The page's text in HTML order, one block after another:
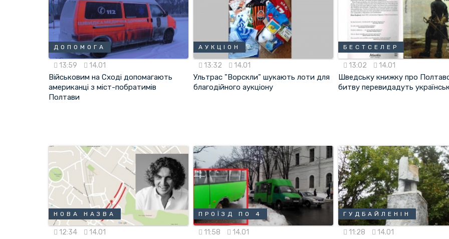
ДОПОМОГА
13:59 14.01
Військовим на Сході допомагають
американці з міст-побратимів
Полтави
АУКЦІОН
13:32 14.01
Ультрас "Ворскли" шукають лоти для
благодійного аукціону
БЕСТСЕЛЕР
13:02 14.01
Шведську книжку про
битву перевидадуть
НОВА НАЗВА
12:34 14.01
ПРОЇЗД ПО 4
11:58 14.01
ГУДБАЙЛЕНІН
11:28 14.01